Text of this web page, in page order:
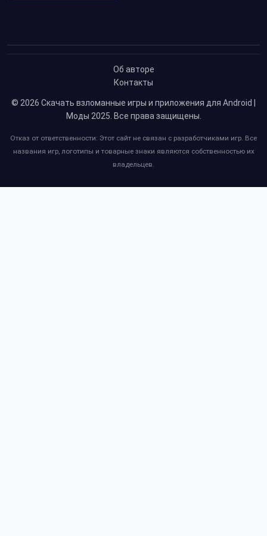
Об авторе
Контакты
© 2026 Скачать взломанные игры и приложения для Android |
Моды 2025. Все права защищены.
Отказ от ответственности: Этот сайт не связан с разработчиками игр. Все
названия игр, логотипы и товарные знаки являются собственностью их
владельцев.